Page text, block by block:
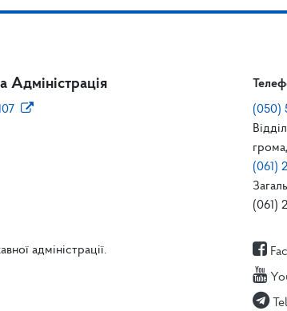
Адміністрація
(050)
(061)
(061)
адміністрації.